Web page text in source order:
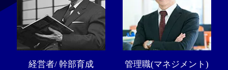
経営者/ 幹部育成
管理職(マネジメント)